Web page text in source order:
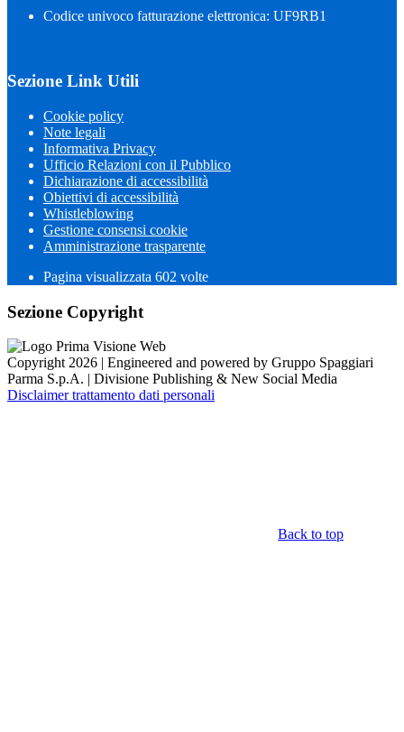
Codice univoco fatturazione elettronica: UF9RB1
Sezione Link Utili
Cookie policy
Note legali
Informativa Privacy
Ufficio Relazioni con il Pubblico
Dichiarazione di accessibilità
Obiettivi di accessibilità
Whistleblowing
Gestione consensi cookie
Amministrazione trasparente
Pagina visualizzata 602 volte
Sezione Copyright
Copyright 2026 | Engineered and powered by Gruppo Spaggiari
Parma S.p.A. | Divisione Publishing & New Social Media
Disclaimer trattamento dati personali
Back to top